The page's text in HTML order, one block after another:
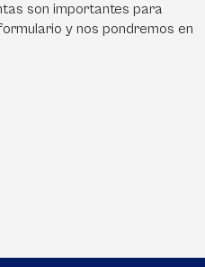
son importantes para
y nos pondremos en